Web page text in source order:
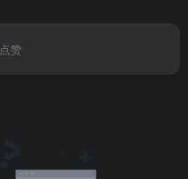
点赞